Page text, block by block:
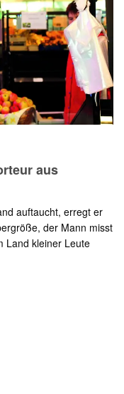
aus
auftaucht, erregt er
der Mann misst
Land kleiner Leute